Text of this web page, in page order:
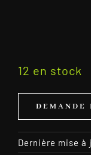
12 en stock
DEMANDE
Dernière mise à